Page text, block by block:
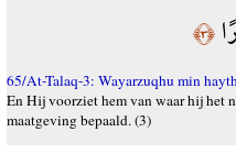
﴿٣﴾
65/At-Talaq-3: Wayarzuqhu min
En Hij voorziet hem van waar hij het
maatgeving bepaald. (3)